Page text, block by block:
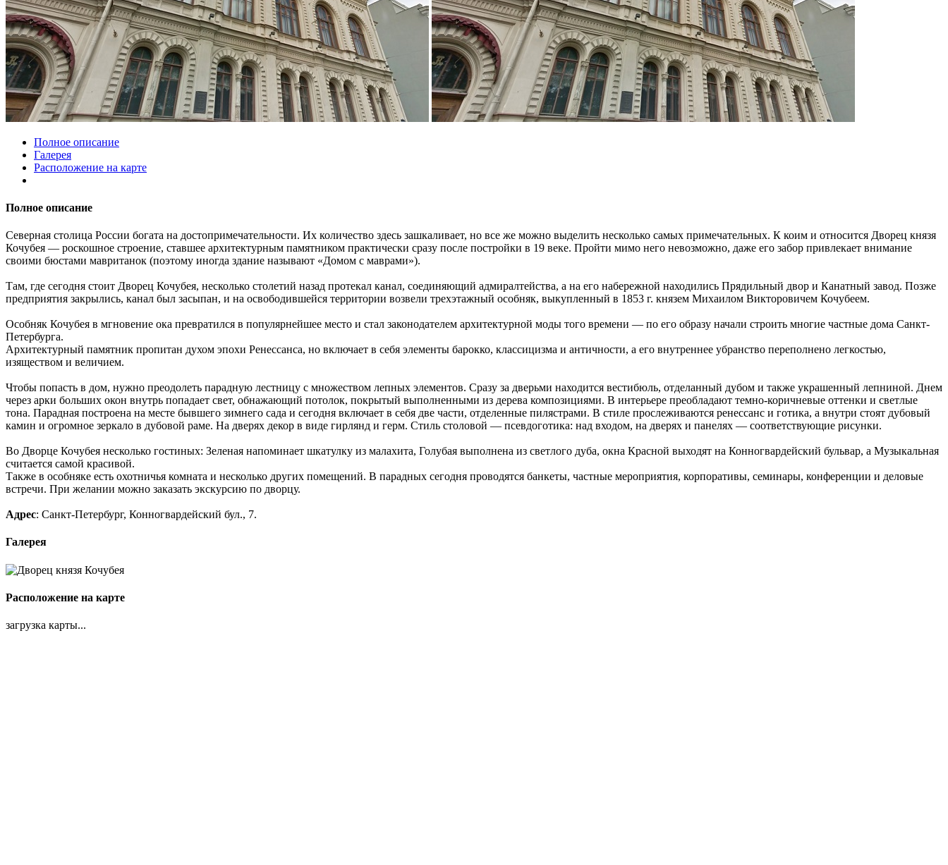
Полное описание
Галерея
Расположение на карте
Полное описание
Северная столица России богата на достопримечательности. Их количество здесь зашкаливает, но все же можно выделить несколько самых примечательных. К коим и относится Дворец князя
Кочубея — роскошное строение, ставшее архитектурным памятником практически сразу после постройки в 19 веке. Пройти мимо него невозможно, даже его забор привлекает внимание
своими бюстами мавританок (поэтому иногда здание называют «Домом с маврами»).
Там, где сегодня стоит Дворец Кочубея, несколько столетий назад протекал канал, соединяющий адмиралтейства, а на его набережной находились Прядильный двор и Канатный завод. Позже
предприятия закрылись, канал был засыпан, и на освободившейся территории возвели трехэтажный особняк, выкупленный в 1853 г. князем Михаилом Викторовичем Кочубеем.
Особняк Кочубея в мгновение ока превратился в популярнейшее место и стал законодателем архитектурной моды того времени — по его образу начали строить многие частные дома Санкт-
Петербурга.
Архитектурный памятник пропитан духом эпохи Ренессанса, но включает в себя элементы барокко, классицизма и античности, а его внутреннее убранство переполнено легкостью,
изяществом и величием.
Чтобы попасть в дом, нужно преодолеть парадную лестницу с множеством лепных элементов. Сразу за дверьми находится вестибюль, отделанный дубом и также украшенный лепниной. Днем
через арки больших окон внутрь попадает свет, обнажающий потолок, покрытый выполненными из дерева композициями. В интерьере преобладают темно-коричневые оттенки и светлые
тона. Парадная построена на месте бывшего зимнего сада и сегодня включает в себя две части, отделенные пилястрами. В стиле прослеживаются ренессанс и готика, а внутри стоят дубовый
камин и огромное зеркало в дубовой раме. На дверях декор в виде гирлянд и герм. Стиль столовой — псевдоготика: над входом, на дверях и панелях — соответствующие рисунки.
Во Дворце Кочубея несколько гостиных: Зеленая напоминает шкатулку из малахита, Голубая выполнена из светлого дуба, окна Красной выходят на Конногвардейский бульвар, а Музыкальная
считается самой красивой.
Также в особняке есть охотничья комната и несколько других помещений. В парадных сегодня проводятся банкеты, частные мероприятия, корпоративы, семинары, конференции и деловые
встречи. При желании можно заказать экскурсию по дворцу.
Адрес: Санкт-Петербург, Конногвардейский бул., 7.
Галерея
Расположение на карте
загрузка карты...